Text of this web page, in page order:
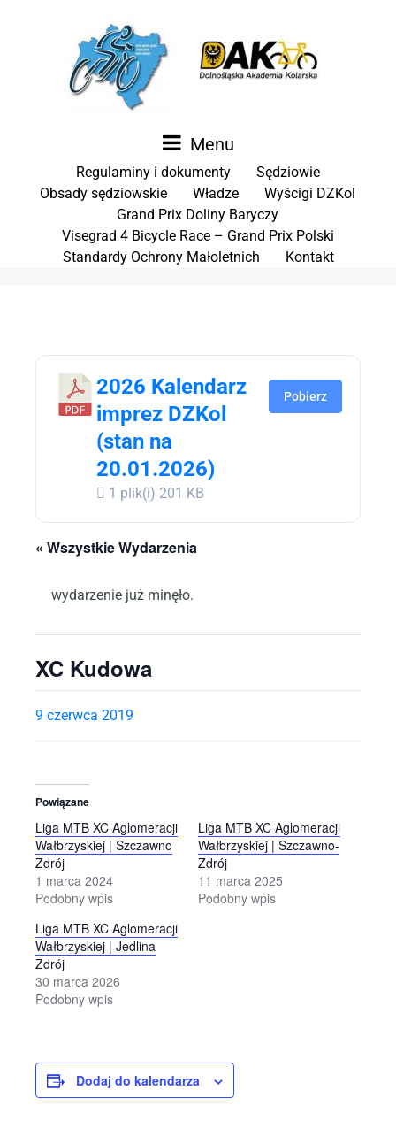
Menu
Regulaminy i dokumenty
Sędziowie
Obsady sędziowskie
Władze
Wyścigi DZKol
Grand Prix Doliny Baryczy
Visegrad 4 Bicycle Race – Grand Prix Polski
Standardy Ochrony Małoletnich
Kontakt
2026 Kalendarz
imprez DZKol
(stan na
20.01.2026)
1 plik(i) 201 KB
Pobierz
« Wszystkie Wydarzenia
wydarzenie już minęło.
XC Kudowa
9 czerwca 2019
Powiązane
Liga MTB XC Aglomeracji
Wałbrzyskiej | Szczawno
Zdrój
1 marca 2024
Podobny wpis
Liga MTB XC Aglomeracji
Wałbrzyskiej | Szczawno-
Zdrój
11 marca 2025
Podobny wpis
Liga MTB XC Aglomeracji
Wałbrzyskiej | Jedlina
Zdrój
30 marca 2026
Podobny wpis
Dodaj do kalendarza